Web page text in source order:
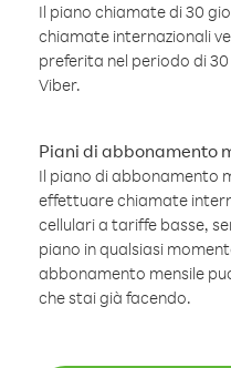
Il piano chiamate di 30
chiamate internazionali
preferita nel periodo di
Viber.
Piani di abbonamento
Il piano di abbonamento
effettuare chiamate
cellulari a tariffe basse,
piano in qualsiasi
abbonamento mensile
che stai già facendo.